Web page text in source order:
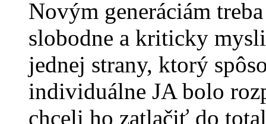
Novým generáciám
slobodne a kriticky
jednej strany, ktorý
individuálne JA bolo
chceli ho zatlačiť do